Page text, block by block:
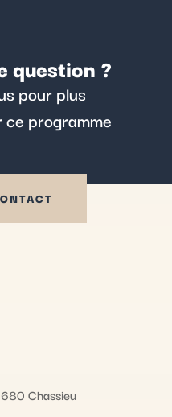
question ?
pour plus
ce programme
Chassieu